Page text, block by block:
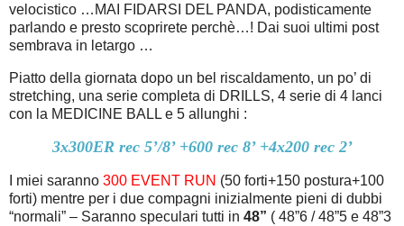
velocistico …MAI FIDARSI DEL PANDA, podisticamente
parlando e presto scoprirete perchè…! Dai suoi ultimi post
sembrava in letargo …
Piatto della giornata dopo un bel riscaldamento, un po’ di
stretching, una serie completa di DRILLS, 4 serie di 4 lanci
con la MEDICINE BALL e 5 allunghi :
3x300ER rec 5’/8’ +600 rec 8’ +4x200 rec 2’
I miei saranno 300 EVENT RUN (50 forti+150 postura+100
forti) mentre per i due compagni inizialmente pieni di dubbi
“normali” – Saranno speculari tutti in 48” ( 48”6 / 48”5 e 48”3